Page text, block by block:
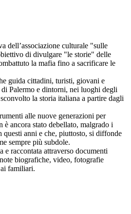
dell’associazione culturale "sulle
di divulgare "le storie" delle
la mafia fino a sacrificare le
guida cittadini, turisti, giovani e
di Palermo e dintorni, nei luoghi degli
la storia italiana a partire dagli
alle nuove generazioni per
è ancora stato debellato, malgrado i
questi anni e che, piuttosto, si diffonde
sempre più subdole.
e raccontata attraverso documenti
biografiche, video, fotografie
familiari.